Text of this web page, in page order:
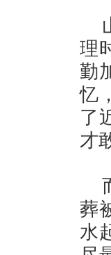
理
勤
忆
了
才
葬
水